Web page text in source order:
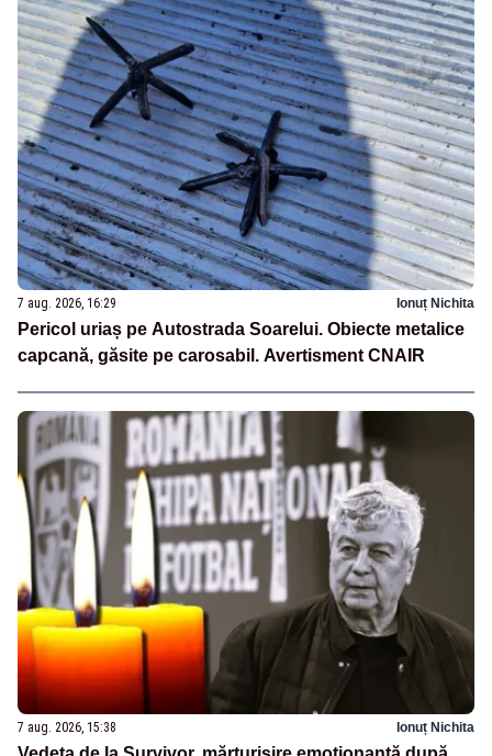
7 aug. 2026, 16:29 Ionuț Nichita
Pericol uriaș pe Autostrada Soarelui. Obiecte metalice
capcană, găsite pe carosabil. Avertisment CNAIR
7 aug. 2026, 15:38 Ionuț Nichita